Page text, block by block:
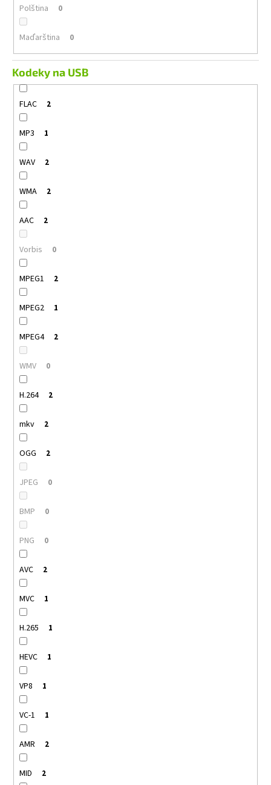
Polština 0
Maďarština 0
Kodeky na USB
FLAC 2
MP3 1
WAV 2
WMA 2
AAC 2
Vorbis 0
MPEG1 2
MPEG2 1
MPEG4 2
WMV 0
H.264 2
mkv 2
OGG 2
JPEG 0
BMP 0
PNG 0
AVC 2
MVC 1
H.265 1
HEVC 1
VP8 1
VC-1 1
AMR 2
MID 2